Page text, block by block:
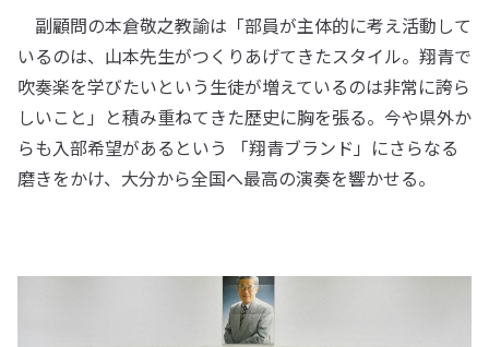
副顧問の本倉敬之教諭は「部員が主体的に考え活動して
いるのは、山本先生がつくりあげてきたスタイル。翔青で
吹奏楽を学びたいという生徒が増えているのは非常に誇ら
しいこと」と積み重ねてきた歴史に胸を張る。今や県外か
らも入部希望があるという 「翔青ブランド」にさらなる
磨きをかけ、大分から全国へ最高の演奏を響かせる。